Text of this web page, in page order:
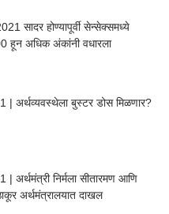
सादर होण्यापूर्वी सेन्सेक्समध्ये
हून अधिक अंकांनी वधारला
अर्थव्यवस्थेला बुस्टर डोस मिळणार?
निर्मला सीतारमण आणि
अर्थमंत्रालयात दाखल